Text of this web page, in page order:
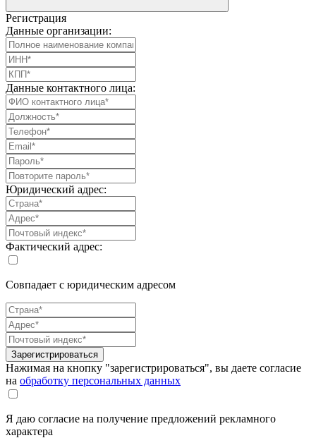
Регистрация
Данные организации:
Данные контактного лица:
Юридический адрес:
Фактический адрес:
Совпадает с юридическим адресом
Зарегистрироваться
Нажимая на кнопку "зарегистрироваться", вы даете согласие
на обработку персональных данных
Я даю согласие на получение предложений рекламного
характера